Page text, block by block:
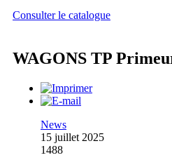
Consulter le catalogue
WAGONS TP
News
15 juillet 2025
1488